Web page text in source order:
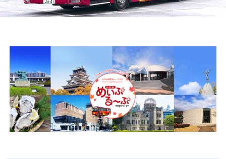
高速バス
路線バス
観光周遊バス